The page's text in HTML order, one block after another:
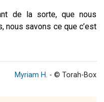
de la sorte, que nous
nous savons ce que c’est
Myriam H. - © Torah-Box